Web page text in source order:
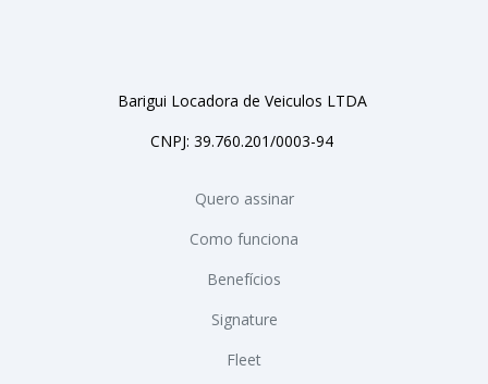
Barigui Locadora de Veiculos LTDA
CNPJ: 39.760.201/0003-94
Quero assinar
Como funciona
Benefícios
Signature
Fleet